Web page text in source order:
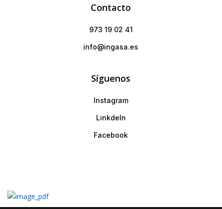
Contacto
973 19 02 41
info@ingasa.es
Síguenos
Instagram
LinkdeIn
Facebook